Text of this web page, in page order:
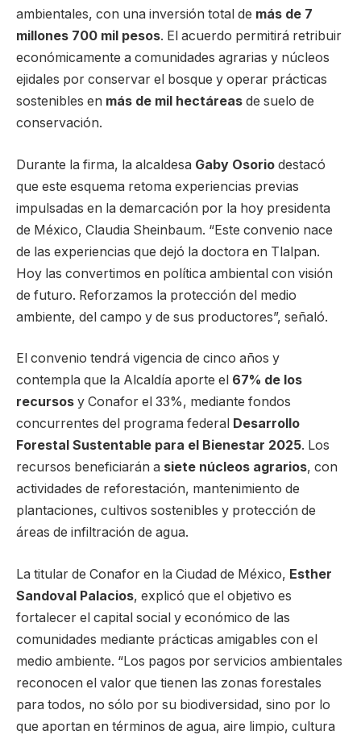
ambientales, con una inversión total de más de 7
millones 700 mil pesos. El acuerdo permitirá retribuir
económicamente a comunidades agrarias y núcleos
ejidales por conservar el bosque y operar prácticas
sostenibles en más de mil hectáreas de suelo de
conservación.
Durante la firma, la alcaldesa Gaby Osorio destacó
que este esquema retoma experiencias previas
impulsadas en la demarcación por la hoy presidenta
de México, Claudia Sheinbaum. “Este convenio nace
de las experiencias que dejó la doctora en Tlalpan.
Hoy las convertimos en política ambiental con visión
de futuro. Reforzamos la protección del medio
ambiente, del campo y de sus productores”, señaló.
El convenio tendrá vigencia de cinco años y
contempla que la Alcaldía aporte el 67% de los
recursos y Conafor el 33%, mediante fondos
concurrentes del programa federal
Desarrollo
Forestal Sustentable para el Bienestar 2025. Los
recursos beneficiarán a siete núcleos agrarios, con
actividades de reforestación, mantenimiento de
plantaciones, cultivos sostenibles y protección de
áreas de infiltración de agua.
La titular de Conafor en la Ciudad de México, Esther
Sandoval Palacios, explicó que el objetivo es
fortalecer el capital social y económico de las
comunidades mediante prácticas amigables con el
medio ambiente. “Los pagos por servicios ambientales
reconocen el valor que tienen las zonas forestales
para todos, no sólo por su biodiversidad, sino por lo
que aportan en términos de agua, aire limpio, cultura